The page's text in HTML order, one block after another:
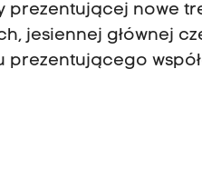
prezentującej nowe
jesiennej głównej